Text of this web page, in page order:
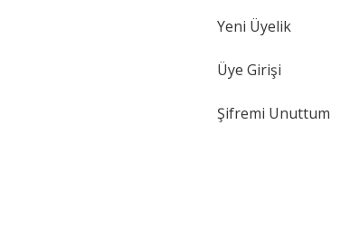
GönderYeni Üyelik
Üye Girişi
Şifremi Unuttum